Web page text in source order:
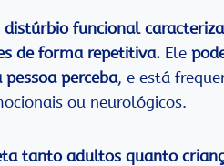
distúrbio funcional
de forma repetitiva. Ele
perceba, e está
ou neurológicos.
tanto adultos quanto